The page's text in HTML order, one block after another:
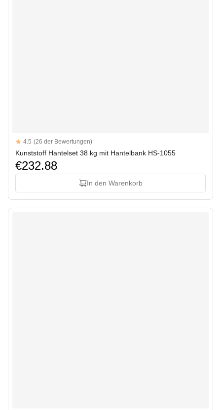
Reviews
4.5 out of 5 stars
4.5 (26 der Bewertungen)
Kunststoff Hantelset 38 kg mit Hantelbank HS-1055
€232.88
In den Warenkorb